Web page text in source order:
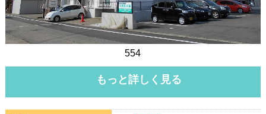
554
もっと詳しく見る